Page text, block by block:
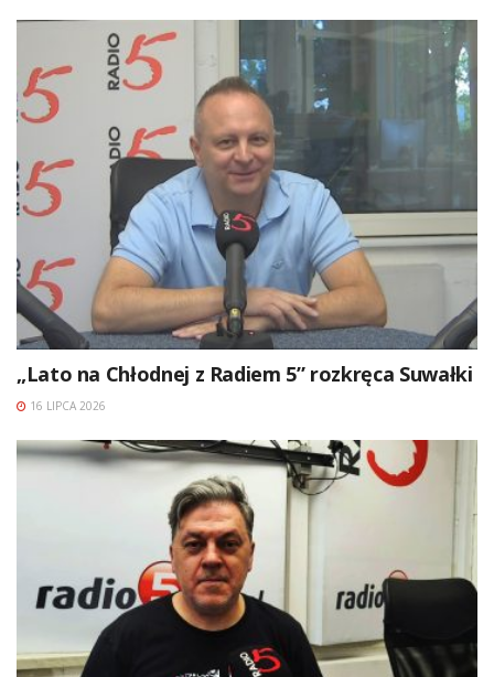
„Lato na Chłodnej z Radiem 5” rozkręca Suwałki
16 LIPCA 2026